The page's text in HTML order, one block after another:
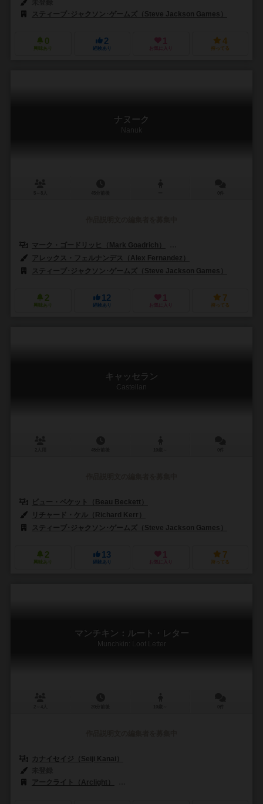
スティーブ･ジャクソン･ゲームズ（Steve Jackson Games）
0
興味あり
2
経験あり
1
お気に入り
4
持ってる
ナヌーク
Nanuk
マーク・ゴードリッヒ（Mark Goadrich）
アレックス・フェルナンデス（Alex Fernandez）
スティーブ･ジャクソン･ゲームズ（Steve Jackson Games）
2
興味あり
12
経験あり
1
お気に入り
7
持ってる
キャッセラン
Castellan
ビュー・ベケット（Beau Beckett）
リチャード・ケル（Richard Kerr）
スティーブ･ジャクソン･ゲームズ（Steve Jackson Games）
2
興味あり
13
経験あり
1
お気に入り
7
持ってる
マンチキン：ルート・レター
Munchkin: Loot Letter
カナイセイジ（Seiji Kanai）
アークライト（Arclight）